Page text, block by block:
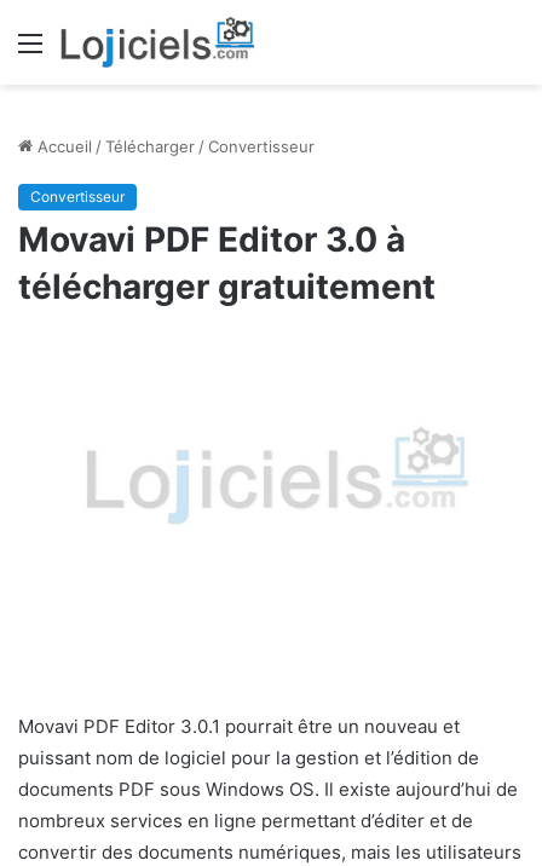
Menu
Accueil /Télécharger /Convertisseur
Convertisseur
Movavi PDF Editor 3.0 à
télécharger gratuitement
Movavi PDF Editor 3.0.1 pourrait être un nouveau et
puissant nom de logiciel pour la gestion et l’édition de
documents PDF sous Windows OS. Il existe aujourd’hui de
nombreux services en ligne permettant d’éditer et de
convertir des documents numériques, mais les utilisateurs